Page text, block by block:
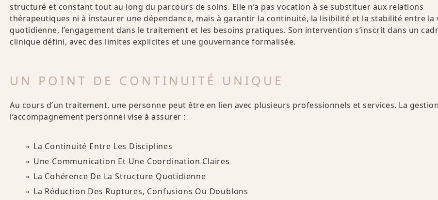
structuré et constant tout au long du parcours de soins. Elle n’a pas vocation à se substituer aux relations
thérapeutiques ni à instaurer une dépendance, mais à garantir la continuité, la lisibilité et la stabilité entre la
quotidienne, l’engagement dans le traitement et les besoins pratiques. Son intervention s’inscrit dans un
clinique défini, avec des limites explicites et une gouvernance formalisée.
UN POINT DE CONTINUITÉ UNIQUE
Au cours d’un traitement, une personne peut être en lien avec plusieurs professionnels et services. La
l’accompagnement personnel vise à assurer :
La Continuité Entre Les Disciplines
Une Communication Et Une Coordination Claires
La Cohérence De La Structure Quotidienne
La Réduction Des Ruptures, Confusions Ou Doublons